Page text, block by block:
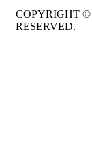
COPYRIGHT ©
RESERVED.